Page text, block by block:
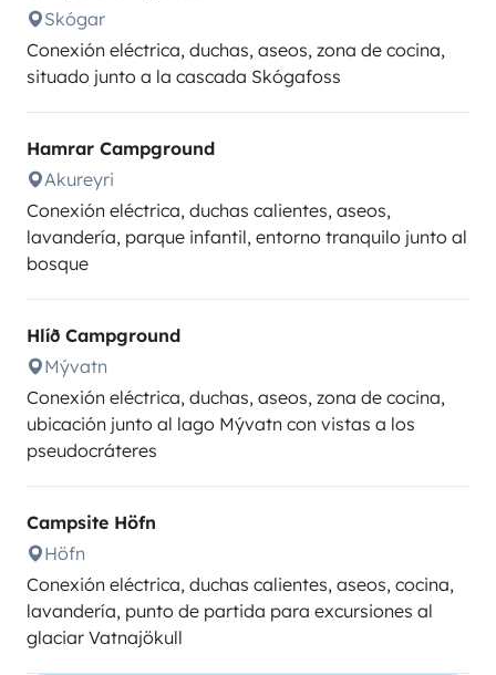
Skógar
Conexión eléctrica, duchas, aseos, zona de cocina,
situado junto a la cascada Skógafoss
Hamrar Campground
Akureyri
Conexión eléctrica, duchas calientes, aseos,
lavandería, parque infantil, entorno tranquilo junto al
bosque
Hlíð Campground
Mývatn
Conexión eléctrica, duchas, aseos, zona de cocina,
ubicación junto al lago Mývatn con vistas a los
pseudocráteres
Campsite Höfn
Höfn
Conexión eléctrica, duchas calientes, aseos, cocina,
lavandería, punto de partida para excursiones al
glaciar Vatnajökull